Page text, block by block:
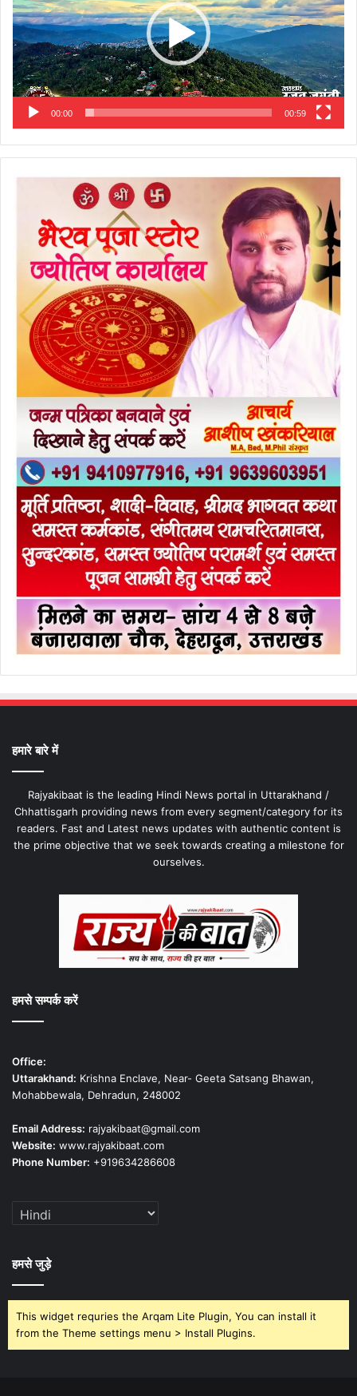
00:00 00:59
हमारे बारे में
Rajyakibaat is the leading Hindi News portal in Uttarakhand /
Chhattisgarh providing news from every segment/category for its
readers. Fast and Latest news updates with authentic content is
the prime objective that we seek towards creating a milestone for
ourselves.
हमसे सम्पर्क करें
Office:
Uttarakhand: Krishna Enclave, Near- Geeta Satsang Bhawan,
Mohabbewala, Dehradun, 248002
Email Address: rajyakibaat@gmail.com
Website: www.rajyakibaat.com
Phone Number: +919634286608
हमसे जुड़े
This widget requries the Arqam Lite Plugin, You can install it
from the Theme settings menu > Install Plugins.